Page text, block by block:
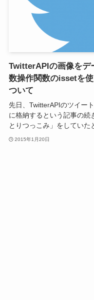
TwitterAPIの画像をデ
数操作関数のissetを
ついて
先日、TwitterAPIのツイー
に格納するという記事の続
とりつっこみ」をしていた
2015年1月20日